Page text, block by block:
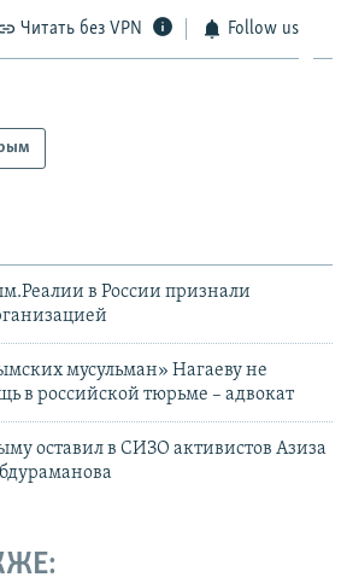
Читать без VPN Follow us
в России признали
мусульман» Нагаеву не
в российской тюрьме – адвокат
оставил в СИЗО активистов Азиза